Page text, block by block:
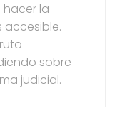
la
accesible.
sobre
judicial.